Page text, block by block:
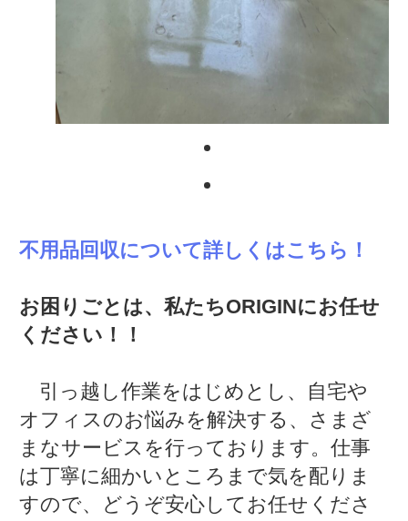
不用品回収について詳しくはこちら！
お困りごとは、私たちORIGINにお任せ
ください！！
引っ越し作業をはじめとし、自宅や
オフィスのお悩みを解決する、さまざ
まなサービスを行っております。仕事
は丁寧に細かいところまで気を配りま
すので、どうぞ安心してお任せくださ